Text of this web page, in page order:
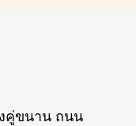
คู่ขนาน ถนน